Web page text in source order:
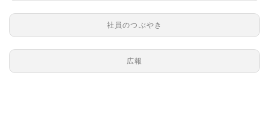
社員のつぶやき
広報